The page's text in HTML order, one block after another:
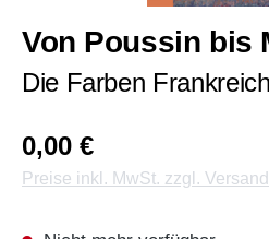
Von Poussin bis
Die Farben
0,00 €
Preise inkl. MwSt. zzgl.